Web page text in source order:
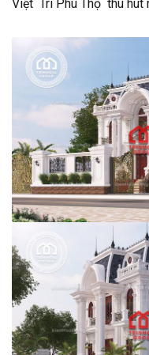
Việt Trì Phú Thọ thu hút